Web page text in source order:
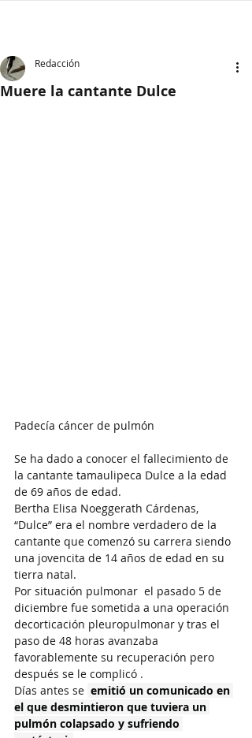
Muere la cantante Dulce
Redacción
Padecía cáncer de pulmón
Se ha dado a conocer el fallecimiento de
la cantante tamaulipeca Dulce a la edad
de 69 años de edad.
Bertha Elisa Noeggerath Cárdenas,
“Dulce” era el nombre verdadero de la
cantante que comenzó su carrera siendo
una jovencita de 14 años de edad en su
tierra natal.
Por situación pulmonar  el pasado 5 de
diciembre fue sometida a una operación
decorticación pleuropulmonar y tras el
paso de 48 horas avanzaba
favorablemente su recuperación pero
después se le complicó .
Días antes se emitió un comunicado en
el que desmintieron que tuviera un
pulmón colapsado y sufriendo